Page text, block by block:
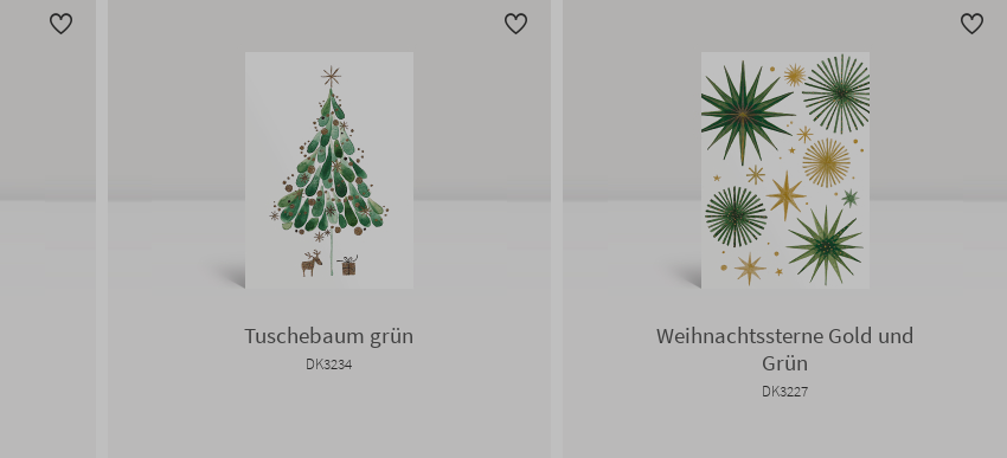
Tuschebaum grün
DK3234
Weihnachtssterne Gold und
Grün
DK3227